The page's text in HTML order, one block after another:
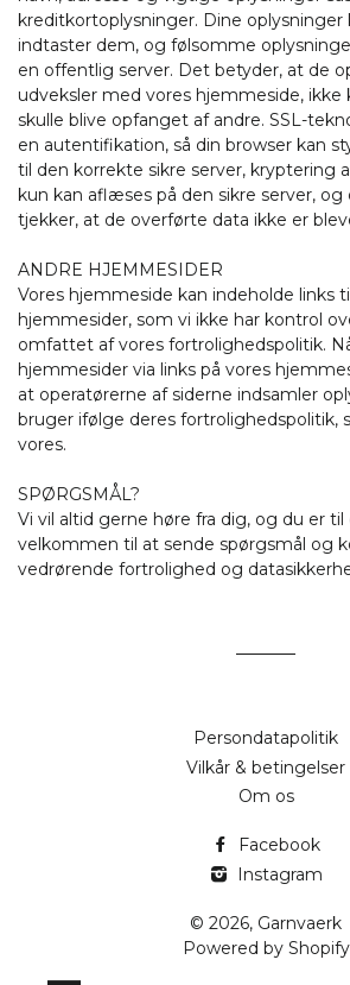
kreditkortoplysninger. Dine oplysninger
indtaster dem, og følsomme
en offentlig server. Det betyder, at de
udveksler med vores hjemmeside, ikke
skulle blive opfanget af andre. SSL-
en autentifikation, så din browser kan
til den korrekte sikre server, kryptering
kun kan aflæses på den sikre server,
tjekker, at de overførte data ikke er
ANDRE HJEMMESIDER
Vores hjemmeside kan indeholde links
hjemmesider, som vi ikke har kontrol
omfattet af vores fortrolighedspolitik.
hjemmesider via links på vores
at operatørerne af siderne indsamler
bruger ifølge deres fortrolighedspolitik,
vores.
SPØRGSMÅL?
Vi vil altid gerne høre fra dig, og du er
velkommen til at sende spørgsmål og
vedrørende fortrolighed og
Persondatapolitik
Vilkår & betingelser
Om os
Facebook
Instagram
© 2026, Garnvaerk
Powered by Shopify